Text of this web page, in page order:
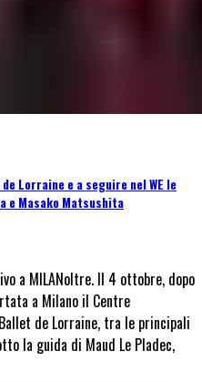
Lorraine e a seguire nel WE le
e Masako Matsushita
a MILANoltre. Il 4 ottobre, dopo
a Milano il Centre
de Lorraine, tra le principali
la guida di Maud Le Pladec,